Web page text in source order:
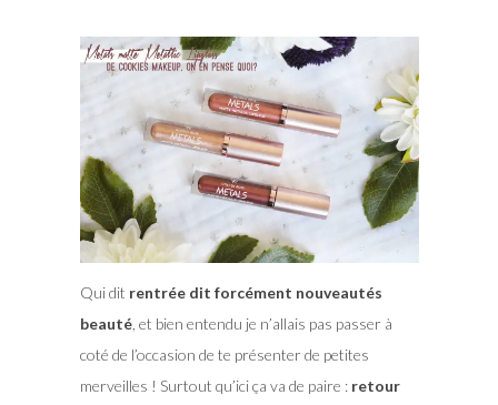
Qui dit rentrée dit forcément nouveautés
beauté, et bien entendu je n’allais pas passer à
coté de l’occasion de te présenter de petites
merveilles ! Surtout qu’ici ça va de paire : retour